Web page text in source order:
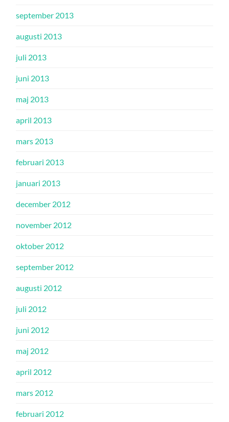
september 2013
augusti 2013
juli 2013
juni 2013
maj 2013
april 2013
mars 2013
februari 2013
januari 2013
december 2012
november 2012
oktober 2012
september 2012
augusti 2012
juli 2012
juni 2012
maj 2012
april 2012
mars 2012
februari 2012